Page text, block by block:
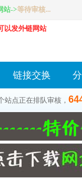
站->等待审核...
以发外链网站
链接交换
站点正在排队审核，